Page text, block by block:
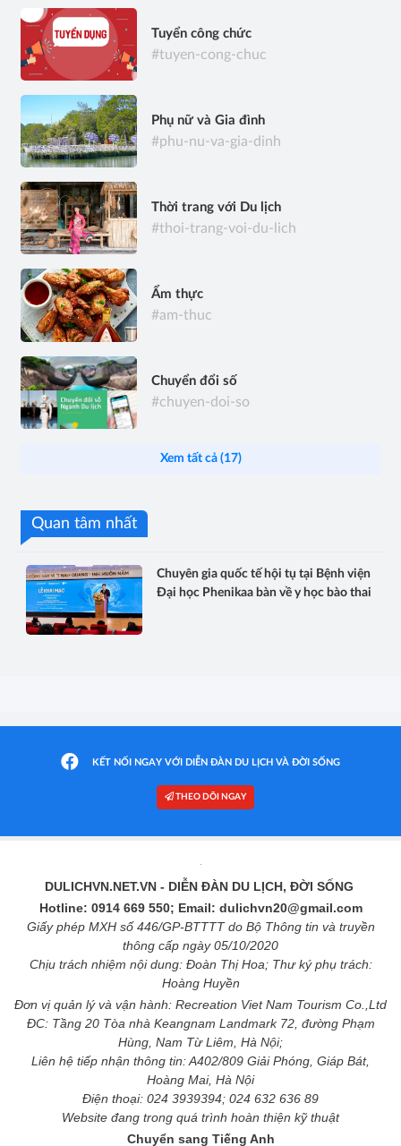
Tuyển công chức
#tuyen-cong-chuc
Phụ nữ và Gia đình
#phu-nu-va-gia-dinh
Thời trang với Du lịch
#thoi-trang-voi-du-lich
Ẩm thực
#am-thuc
Chuyển đổi số
#chuyen-doi-so
Xem tất cả (17)
Quan tâm nhất
Chuyên gia quốc tế hội tụ tại Bệnh viện
Đại học Phenikaa bàn về y học bào thai
KẾT NỐI NGAY VỚI DIỄN ĐÀN DU LỊCH VÀ ĐỜI SỐNG
THEO DÕI NGAY
DULICHVN.NET.VN- DIỄN ĐÀN DU LỊCH, ĐỜI SỐNG
Hotline: 0914 669 550; Email: dulichvn20@gmail.com
Giấy phép MXH số 446/GP-BTTTT do Bộ Thông tin và truyền
thông cấp ngày 05/10/2020
Chịu trách nhiệm nội dung: Đoàn Thị Hoa; Thư ký phụ trách:
Hoàng Huyền
Đơn vị quản lý và vận hành: Recreation Viet Nam Tourism Co.,Ltd
ĐC: Tầng 20 Tòa nhà Keangnam Landmark 72, đường Phạm
Hùng, Nam Từ Liêm, Hà Nội;
Liên hệ tiếp nhận thông tin: A402/809 Giải Phóng, Giáp Bát,
Hoàng Mai, Hà Nội
Điện thoại: 024 3939394; 024 632 636 89
Website đang trong quá trình hoàn thiện kỹ thuật
Chuyển sang Tiếng Anh